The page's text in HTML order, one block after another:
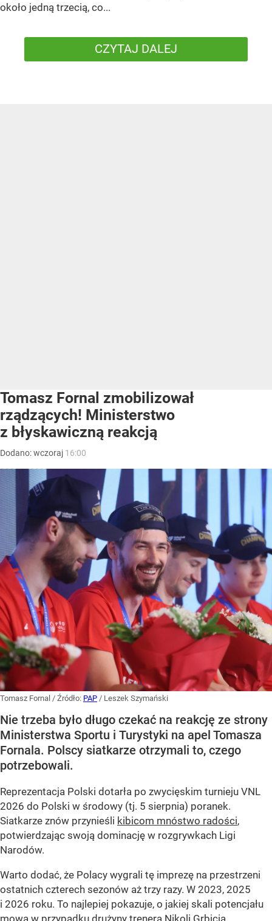
około jedną trzecią, co...
CZYTAJ DALEJ
Tomasz Fornal zmobilizował
rządzących! Ministerstwo
z błyskawiczną reakcją
Dodano:wczoraj 16:00
Tomasz Fornal / Źródło: PAP / Leszek Szymański
Nie trzeba było długo czekać na reakcję ze strony
Ministerstwa Sportu i Turystyki na apel Tomasza
Fornala. Polscy siatkarze otrzymali to, czego
potrzebowali.
Reprezentacja Polski dotarła po zwycięskim turnieju VNL
2026 do Polski w środowy (tj. 5 sierpnia) poranek.
Siatkarze znów przynieśli kibicom mnóstwo radości,
potwierdzając swoją dominację w rozgrywkach Ligi
Narodów.
Warto dodać, że Polacy wygrali tę imprezę na przestrzeni
ostatnich czterech sezonów aż trzy razy. W 2023, 2025
i 2026 roku. To najlepiej pokazuje, o jakiej skali potencjału
mowa w przypadku drużyny trenera Nikoli Grbicia.